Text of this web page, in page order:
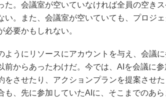
た。会議室が空いていなければ全員の空き
い。また、会議室が空いていても、プロジ
必要かもしれない。
うにリソースにアカウントを与え、会議
前からあったわけだ。今では、AIを会議に
をさせたり、アクションプランを提案させ
も、先に参加していたAIに、そこまでのあ